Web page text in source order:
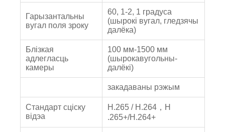
Гарызантальны
вугал поля зроку
60, 1-2, 1 градуса
(шырокі вугал, гледзячы
далёка)
Блізкая
адлегласць
камеры
100 мм-1500 мм
(шырокавугольны-
далёкі)
закадаваны рэжым
Стандарт сціску
відэа
H.265 / H.264，H
.265+/H.264+